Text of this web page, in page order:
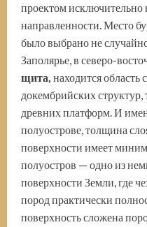
проектом исключительно
направленности. Место
было выбрано не
Заполярье, в северо-
щита, находится
докембрийских
древних платформ. И
полуострове, толщина
поверхности имеет
полуостров — одно из
поверхности Земли, где
пород практически
поверхность сложена